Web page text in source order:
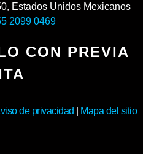
, Estados Unidos Mexicanos
2099 0469
CON PREVIA
de privacidad Mapa del sitio